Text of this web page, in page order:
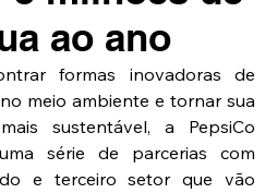
ao ano
formas inovadoras de
meio ambiente e tornar sua
sustentável, a PepsiCo
série de parcerias com
e terceiro setor que vão